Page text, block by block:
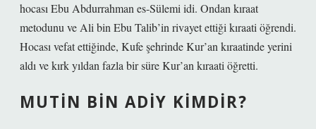
hocası Ebu Abdurrahman es-Sülemi idi. Ondan kıraat
metodunu ve Ali bin Ebu Talib’in rivayet ettiği kıraati öğrendi.
Hocası vefat ettiğinde, Kufe şehrinde Kur’an kıraatinde yerini
aldı ve kırk yıldan fazla bir süre Kur’an kıraati öğretti.
MUTIN BIN ADIY KIMDIR?